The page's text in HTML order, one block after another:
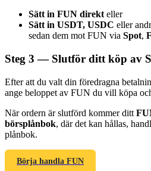
Upp till 65% provision!
Sätt in FUN direkteller
Sätt in USDT, USDC eller
sedan dem mot FUN via Spot,
Steg 3 — Slutför ditt köp av
Efter att du valt din föredragna
ange beloppet av FUN du vill köpa
När ordern är slutförd kommer ditt
börsplånbok, där det kan hållas,
plånbok.
Börja handla FUN